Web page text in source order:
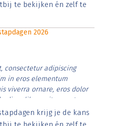
te bekijken én zelf te
2026
consectetur adipiscing
in eros elementum
viverra ornare, eros dolor
diam libero vitae erat.
cursus id rutrum lorem
risus tristique posuere.
krijg je de kans